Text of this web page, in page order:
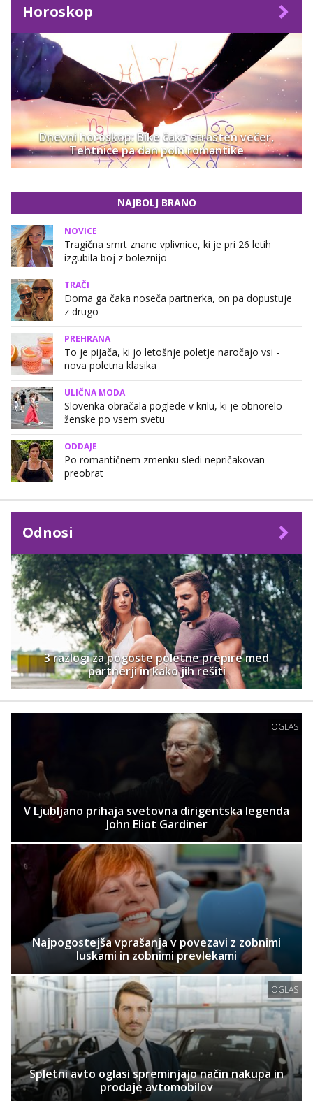
Horoskop
Dnevni horoskop: Bike čaka strasten večer,
Tehtnice pa dan poln romantike
NAJBOLJ BRANO
NOVICE
Tragična smrt znane vplivnice, ki je pri 26 letih
izgubila boj z boleznijo
TRAČI
Doma ga čaka noseča partnerka, on pa dopustuje
z drugo
PREHRANA
To je pijača, ki jo letošnje poletje naročajo vsi -
nova poletna klasika
ULIČNA MODA
Slovenka obračala poglede v krilu, ki je obnorelo
ženske po vsem svetu
ODDAJE
Po romantičnem zmenku sledi nepričakovan
preobrat
Odnosi
3 razlogi za pogoste poletne prepire med
partnerji in kako jih rešiti
OGLAS
V Ljubljano prihaja svetovna dirigentska legenda
John Eliot Gardiner
Najpogostejša vprašanja v povezavi z zobnimi
luskami in zobnimi prevlekami
OGLAS
Spletni avto oglasi spreminjajo način nakupa in
prodaje avtomobilov